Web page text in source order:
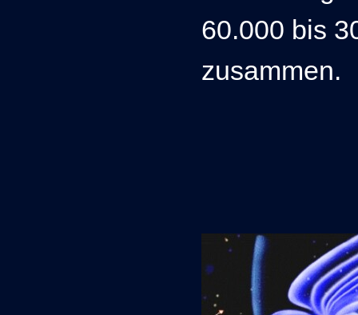
60.000 bis
zusammen.